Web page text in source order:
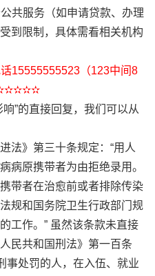
共服务（如申请贷款、办理
到限制，具体需看相关机构
15555555523（123中间8
✫✫✫✫✫
”的直接回复，我们可以从
法》第三十条规定：“用人
病原携带者为由拒绝录用。
带者在治愈前或者排除传染
规和国务院卫生行政部门规
工作。” 虽然该条款未直接
民共和国刑法》第一百条
事处罚的人，在入伍、就业